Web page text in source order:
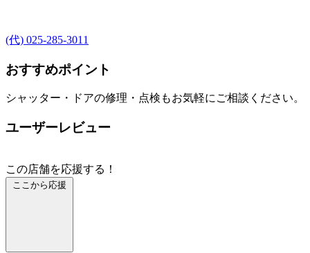
(代) 025-285-3011
おすすめポイント
シャッター・ドアの修理・点検もお気軽にご相談ください。
ユーザーレビュー
この店舗を応援する！
ここから応援